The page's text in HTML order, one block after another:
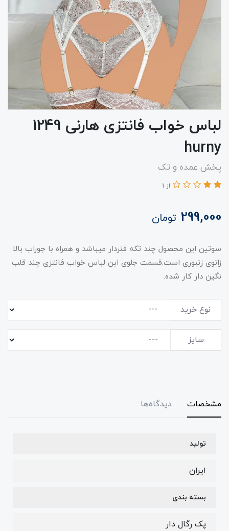
لباس خواب فانتزی هارنی 1249
hurny
پخش عمده و تک
از 1
299,000 تومان
سوتین این محصول چند تکه فنردار میباشد و همراه با جوراب بالا
زانوی زنبوری است.قسمت جلوی این لباس خواب فانتزی چند قلب
نگین دار کار شده.
نوع خرید
سایز
مشخصات دیدگاه‌ها
تولید
ایران
بسته بندی
پک رگال دار